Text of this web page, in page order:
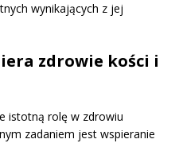
wynikających z jej
zdrowie kości i
istotną rolę w zdrowiu
zadaniem jest wspieranie